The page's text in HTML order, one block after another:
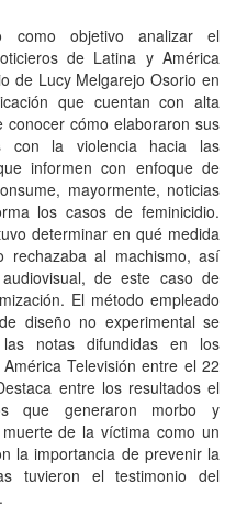
como objetivo analizar el
de Latina y América
de Lucy Melgarejo Osorio en
que cuentan con alta
cómo elaboraron sus
con la violencia hacia las
informen con enfoque de
mayormente, noticias
los casos de feminicidio.
determinar en qué medida
rechazaba al machismo, así
de este caso de
El método empleado
diseño no experimental se
notas difundidas en los
Televisión entre el 22
entre los resultados el
que generaron morbo y
de la víctima como un
la importancia de prevenir la
tuvieron el testimonio del